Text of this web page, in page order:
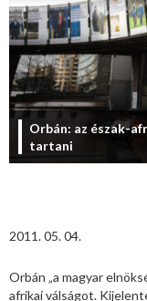
Orbán: az észak-
tartani
2011. 05. 04.
Orbán „a magyar
afrikai válságot.